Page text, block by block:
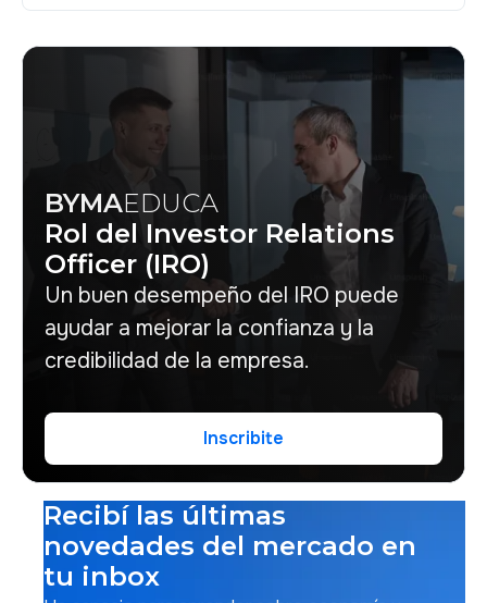
BYMAEDUCA
Rol del Investor Relations
Officer (IRO)
Un buen desempeño del IRO puede
ayudar a mejorar la confianza y la
credibilidad de la empresa.
Inscribite
Recibí las últimas
novedades del mercado en
tu inbox